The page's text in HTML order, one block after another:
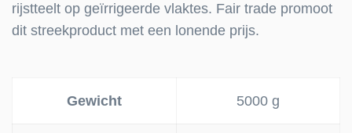
rijstteelt op geïrrigeerde vlaktes. Fair trade promoot
dit streekproduct met een lonende prijs.
Gewicht 5000 g